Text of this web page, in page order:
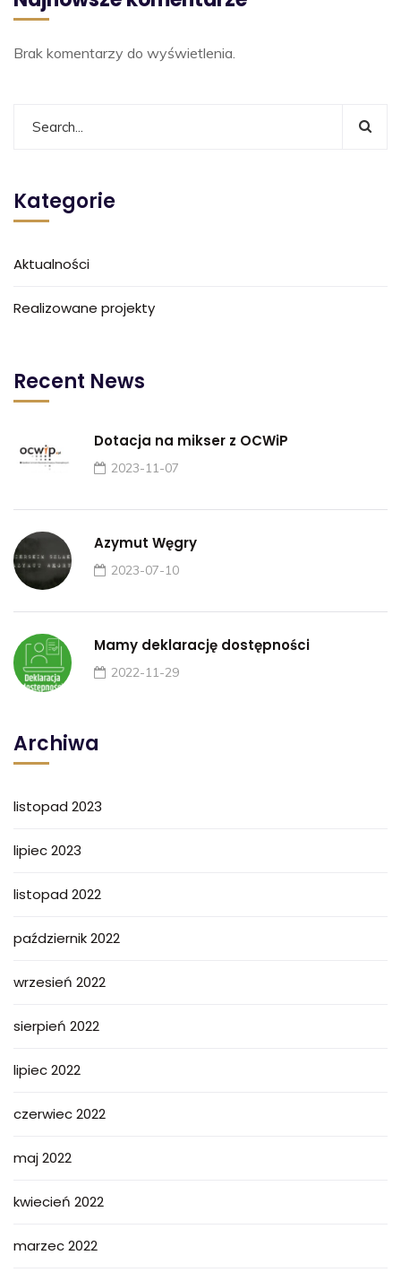
Brak komentarzy do wyświetlenia.
Kategorie
Aktualności
Realizowane projekty
Recent News
Dotacja na mikser z OCWiP
2023-11-07
Azymut Węgry
2023-07-10
Mamy deklarację dostępności
2022-11-29
Archiwa
listopad 2023
lipiec 2023
listopad 2022
październik 2022
wrzesień 2022
sierpień 2022
lipiec 2022
czerwiec 2022
maj 2022
kwiecień 2022
marzec 2022